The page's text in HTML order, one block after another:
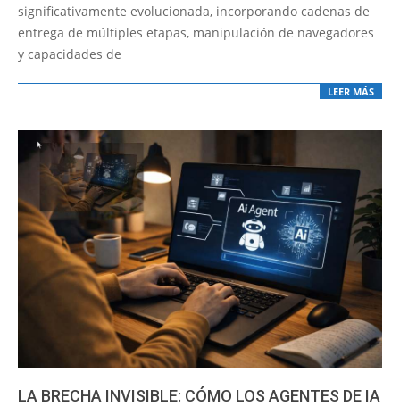
significativamente evolucionada, incorporando cadenas de
entrega de múltiples etapas, manipulación de navegadores
y capacidades de
LEER MÁS
LA BRECHA INVISIBLE: CÓMO LOS AGENTES DE IA